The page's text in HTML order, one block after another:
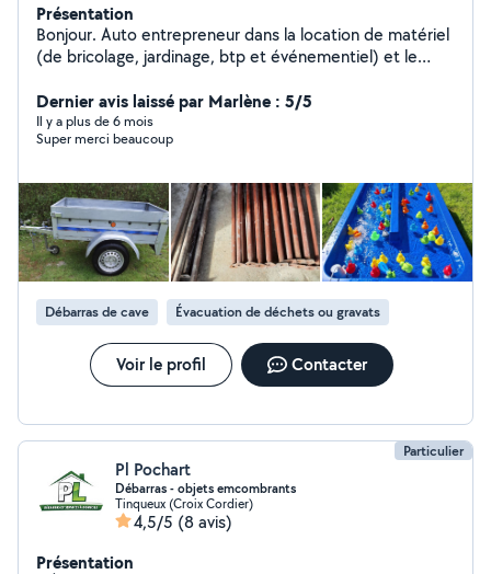
Présentation
Bonjour. Auto entrepreneur dans la location de matériel
(de bricolage, jardinage, btp et événementiel) et le
Dernier avis laissé par Marlène : 5/5
Il y a plus de 6 mois
Super merci beaucoup
Débarras de cave Évacuation de déchets ou gravats
Voir le profil Contacter
Particulier
Pl Pochart
Débarras - objets emcombrants
Tinqueux (Croix Cordier)
4,5/5 (8 avis)
Présentation